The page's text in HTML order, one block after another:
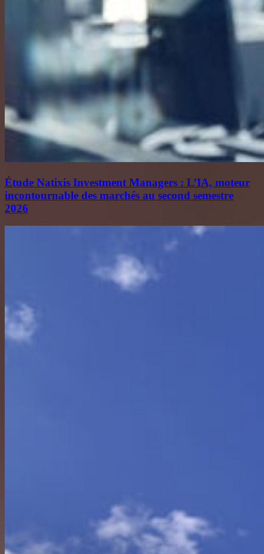
Étude Natixis Investment Managers : L’IA, moteur
incontournable des marchés au second semestre
2026